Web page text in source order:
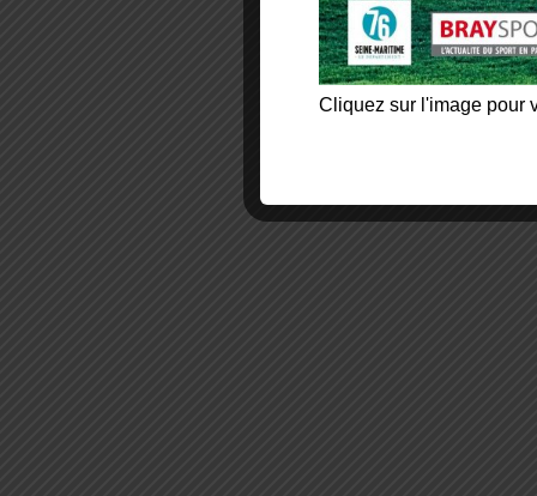
Cliquez sur l'image pour